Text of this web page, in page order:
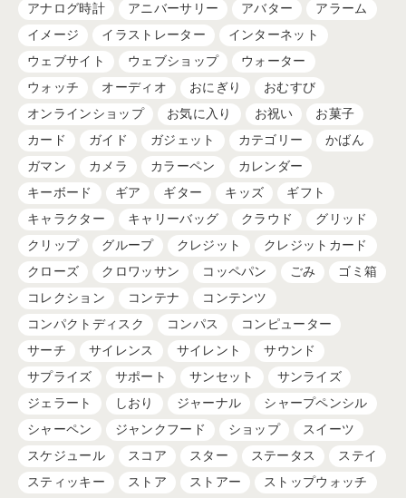
アナログ時計 アニバーサリー アバター
アラーム
イメージ
イラストレーター
インターネット
ウェブサイト
ウェブショップ
ウォーター
ウォッチ
オーディオ おにぎり
おむすび
オンラインショップ
お気に入り お祝い
お菓子
カード
ガイド ガジェット カテゴリー
かばん
ガマン
カメラ カラーペン
カレンダー
キーボード
ギア ギター キッズ
ギフト
キャラクター
キャリーバッグ クラウド
グリッド
クリップ
グループ クレジット
クレジットカード
クローズ
クロワッサン コッペパン ごみ
ゴミ箱
コレクション
コンテナ
コンテンツ
コンパクトディスク
コンパス
コンピューター
サーチ
サイレンス サイレント
サウンド
サプライズ
サポート サンセット
サンライズ
ジェラート
しおり ジャーナル
シャープペンシル
シャーペン
ジャンクフード ショップ
スイーツ
スケジュール
スコア スター ステータス
ステイ
スティッキー
ストア ストアー
ストップウォッチ